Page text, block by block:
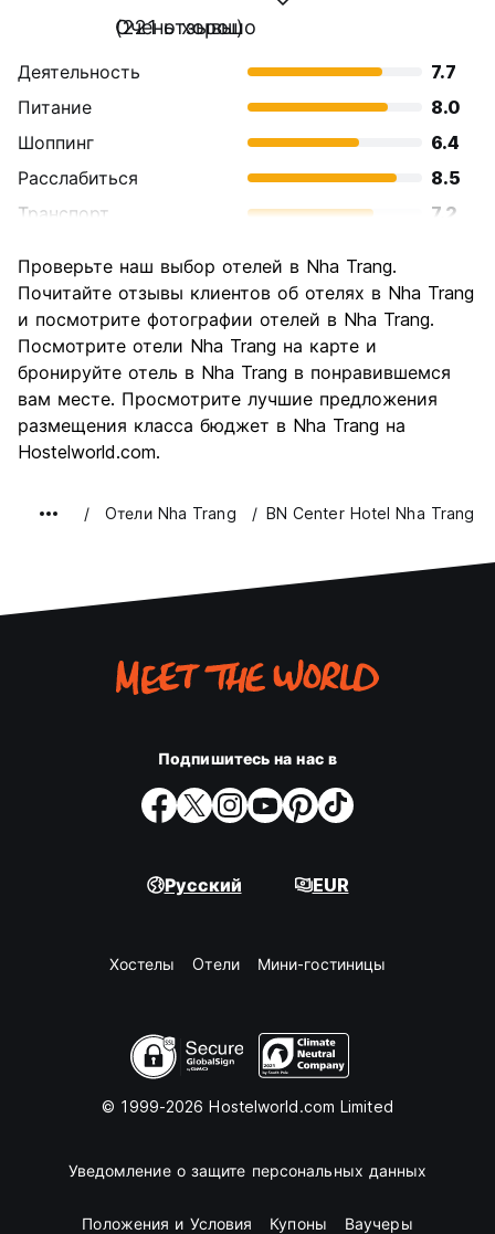
Очень хорошо
(221 отзывы)
Деятельность
7.7
Питание
8.0
Шоппинг
6.4
Расслабиться
8.5
Транспорт
7.2
достопримечательностей
Культура
Ночная жизнь
Соотношение цены и
качества
7.3
Проверьте наш выбор отелей в Nha Trang.
Почитайте отзывы клиентов об отелях в Nha Trang
и посмотрите фотографии отелей в Nha Trang.
Посмотрите отели Nha Trang на карте и
бронируйте отель в Nha Trang в понравившемся
вам месте. Просмотрите лучшие предложения
размещения класса бюджет в Nha Trang на
Hostelworld.com.
Oтели Nha Trang BN Center Hotel Nha Trang
Подпишитесь на нас в
Русский EUR
Хостелы Oтели Мини-гостиницы
© 1999-2026 Hostelworld.com Limited
Уведомление о защите персональных данных
Положения и Условия Купоны Ваучеры